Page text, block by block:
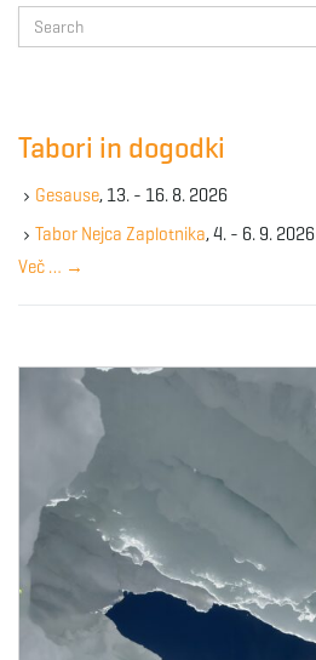
e
e
y
w
r
Tabori in dogodki
Gesause, 13. - 16. 8. 2026
Tabor Nejca Zaplotnika, 4. - 6. 9. 2026
Več … →